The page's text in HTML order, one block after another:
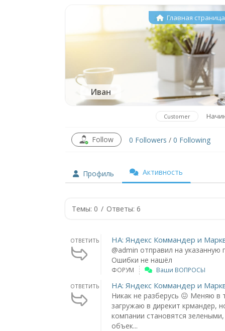
Иван
Главная
Customer
Follow 0 Followers / 0 Following
Профиль Активность
Темы: 0 / Ответы: 6
ОТВЕТИТЬ НА: Яндекс Коммандер и
@admin отправил на указанную
Ошибки не нашёл
ФОРУМ Ваши ВОПРОСЫ
ОТВЕТИТЬ НА: Яндекс Коммандер и
Никак не разберусь 😖 Меняю в
загружаю в дирекит крмандер,
компании становятся
объек...